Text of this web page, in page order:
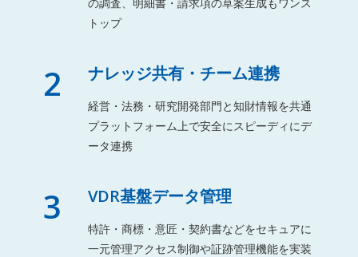
トップ
2 ナレッジ共有・チーム連携
経営・法務・研究開発部門と知財情報を共通
プラットフォーム上で安全にスピーディにデ
ータ連携
3 VDR基盤データ管理
特許・商標・意匠・契約書などをセキュアに
一元管理アクセス制御や証跡管理機能を実装